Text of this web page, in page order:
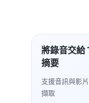
將錄音交給
摘要
支援音訊與影
擷取